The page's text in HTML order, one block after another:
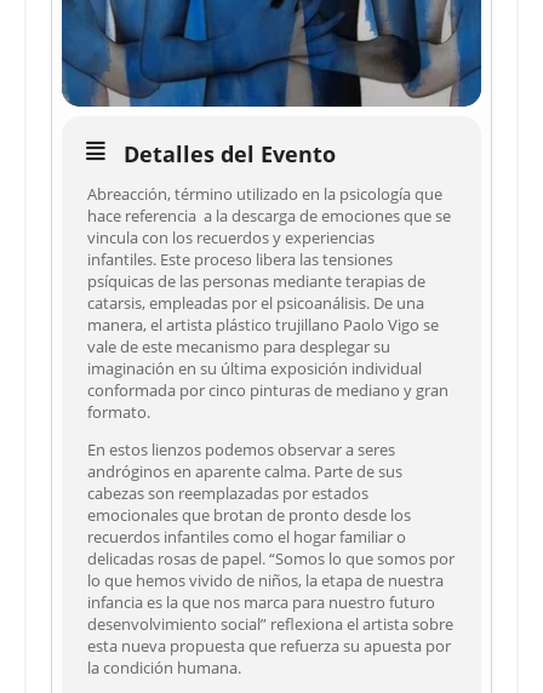
Detalles del Evento
Abreacción, término utilizado en la psicología que
hace referencia a la descarga de emociones que se
vincula con los recuerdos y experiencias
infantiles. Este proceso libera las tensiones
psíquicas de las personas mediante terapias de
catarsis, empleadas por el psicoanálisis. De una
manera, el artista plástico trujillano Paolo Vigo se
vale de este mecanismo para desplegar su
imaginación en su última exposición individual
conformada por cinco pinturas de mediano y gran
formato.
En estos lienzos podemos observar a seres
andróginos en aparente calma. Parte de sus
cabezas son reemplazadas por estados
emocionales que brotan de pronto desde los
recuerdos infantiles como el hogar familiar o
delicadas rosas de papel. “Somos lo que somos por
lo que hemos vivido de niños, la etapa de nuestra
infancia es la que nos marca para nuestro futuro
desenvolvimiento social” reflexiona el artista sobre
esta nueva propuesta que refuerza su apuesta por
la condición humana.